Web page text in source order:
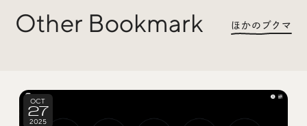
#ブランディング #ご当地クリエイター
Other Bookmark ほかのブクマ
OCT
27
2025